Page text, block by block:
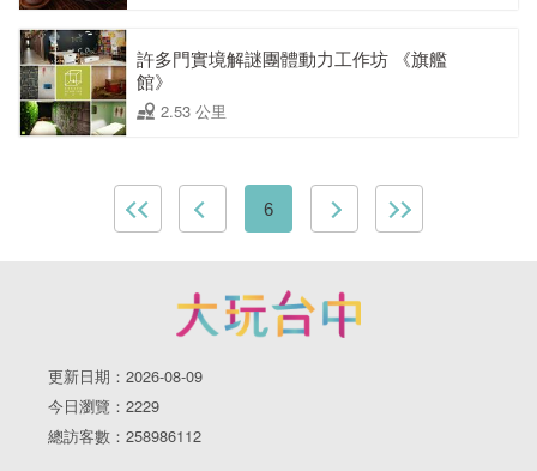
許多門實境解謎團體動力工作坊 《旗艦
館》
2.53 公里
6
更新日期：2026-08-09
今日瀏覽：2229
總訪客數：258986112